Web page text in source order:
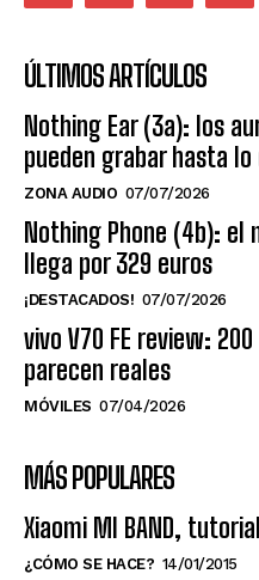
ÚLTIMOS ARTÍCULOS
Nothing Ear (3a): los
pueden grabar hasta
ZONA AUDIO 07/07/2026
Nothing Phone (4b):
llega por 329 euros
¡DESTACADOS! 07/07/2026
vivo V70 FE review:
parecen reales
MÓVILES 07/04/2026
MÁS POPULARES
Xiaomi MI BAND,
¿CÓMO SE HACE? 14/01/2015